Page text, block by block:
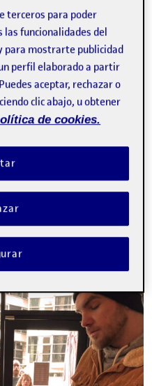
que se desarrollan en este
ellas, finalmente
de nuestro
trabajaremos sobre
clientes pidamos un café y
después de que los
que dirigirnos a
azúcares distintos,
remover el café y una
terceros para poder
funcionalidades del
para mostrarte publicidad
perfil elaborado a partir
aceptar, rechazar o
clic abajo, u obtener
de cookies.